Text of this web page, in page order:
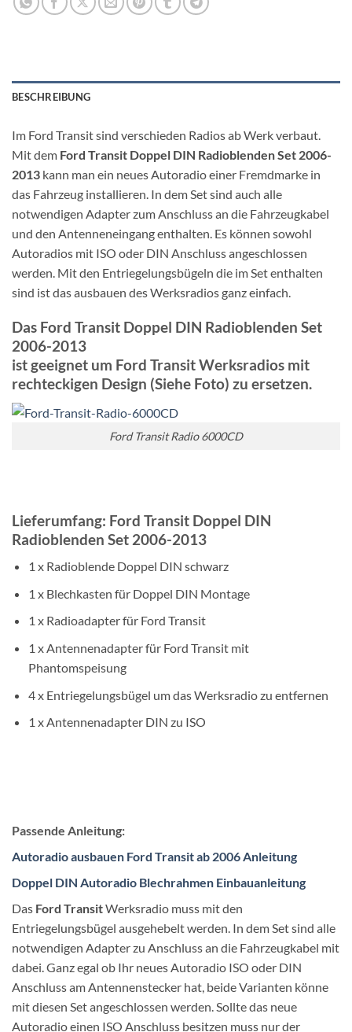
BESCHREIBUNG
Im Ford Transit sind verschieden Radios ab Werk verbaut.
Mit dem Ford Transit Doppel DIN Radioblenden Set 2006-
2013 kann man ein neues Autoradio einer Fremdmarke in
das Fahrzeug installieren. In dem Set sind auch alle
notwendigen Adapter zum Anschluss an die Fahrzeugkabel
und den Antenneneingang enthalten. Es können sowohl
Autoradios mit ISO oder DIN Anschluss angeschlossen
werden. Mit den Entriegelungsbügeln die im Set enthalten
sind ist das ausbauen des Werksradios ganz einfach.
Das Ford Transit Doppel DIN Radioblenden Set
2006-2013
ist geeignet um Ford Transit Werksradios mit
rechteckigen Design (Siehe Foto) zu ersetzen.
Ford Transit Radio 6000CD
Lieferumfang: Ford Transit Doppel DIN
Radioblenden Set 2006-2013
1 x Radioblende Doppel DIN schwarz
1 x Blechkasten für Doppel DIN Montage
1 x Radioadapter für Ford Transit
1 x Antennenadapter für Ford Transit mit
Phantomspeisung
4 x Entriegelungsbügel um das Werksradio zu entfernen
1 x Antennenadapter DIN zu ISO
Passende Anleitung:
Autoradio ausbauen Ford Transit ab 2006 Anleitung
Doppel DIN Autoradio Blechrahmen Einbauanleitung
Das Ford TransitWerksradio muss mit den
Entriegelungsbügel ausgehebelt werden. In dem Set sind alle
notwendigen Adapter zu Anschluss an die Fahrzeugkabel mit
dabei. Ganz egal ob Ihr neues Autoradio ISO oder DIN
Anschluss am Antennenstecker hat, beide Varianten könne
mit diesen Set angeschlossen werden. Sollte das neue
Autoradio einen ISO Anschluss besitzen muss nur der